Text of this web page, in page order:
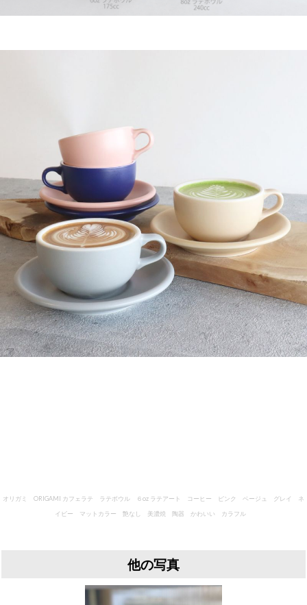
オリガミ ORIGAMI カフェラテ ラテボウル ６oz ラテアート コーヒー ピンク ベージュ グレイ ネ
イビー マットカラー 艶なし 美濃焼 陶器 かわいい カラフル
他の写真